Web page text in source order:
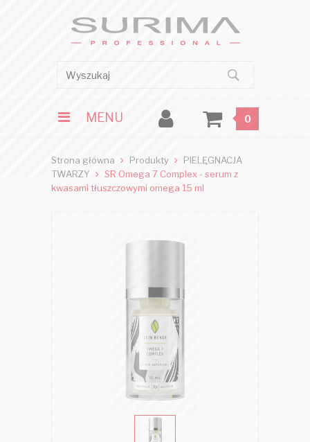
MENU 0
Strona główna Produkty
PIELĘGNACJA
TWARZY
SR Omega 7 Complex - serum z
kwasami tłuszczowymi omega 15 ml